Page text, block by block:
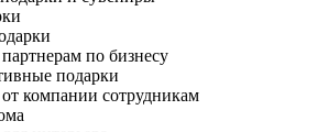
по бизнесу
подарки
компании сотрудникам